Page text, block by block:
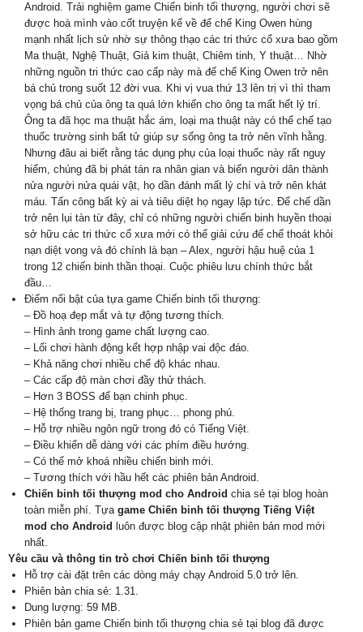
Android. Trải nghiệm game Chiến binh tối thượng, người chơi sẽ
được hoà mình vào cốt truyện kể về đế chế King Owen hùng
mạnh nhất lịch sử nhờ sự thông thạo các tri thức cổ xưa bao gồm
Ma thuật, Nghệ Thuật, Giả kim thuật, Chiêm tinh, Y thuật… Nhờ
những nguồn tri thức cao cấp này mà đế chế King Owen trở nên
bá chủ trong suốt 12 đời vua. Khi vị vua thứ 13 lên trị vì thì tham
vọng bá chủ của ông ta quá lớn khiến cho ông ta mất hết lý trí.
Ông ta đã học ma thuật hắc ám, loại ma thuật này có thể chế tạo
thuốc trường sinh bất tử giúp sự sống ông ta trở nên vĩnh hằng.
Nhưng đâu ai biết rằng tác dụng phụ của loại thuốc này rất nguy
hiểm, chúng đã bị phát tán ra nhân gian và biến người dân thành
nửa người nửa quái vật, họ dần đánh mất lý chí và trở nên khát
máu. Tấn công bất kỳ ai và tiêu diệt họ ngay lập tức. Đế chế dần
trở nên lụi tàn từ đây, chỉ có những người chiến binh huyền thoại
sở hữu các tri thức cổ xưa mới có thể giải cứu đế chế thoát khỏi
nạn diệt vong và đó chính là bạn – Alex, người hậu huệ của 1
trong 12 chiến binh thần thoại. Cuộc phiêu lưu chính thức bắt
đầu…
Điểm nổi bật của tựa game Chiến binh tối thượng:
– Đồ hoạ đẹp mắt và tự động tương thích.
– Hình ảnh trong game chất lượng cao.
– Lối chơi hành động kết hợp nhập vai độc đáo.
– Khả năng chơi nhiều chế độ khác nhau.
– Các cấp độ màn chơi đầy thử thách.
– Hơn 3 BOSS để bạn chinh phục.
– Hệ thống trang bị, trang phục… phong phú.
– Hỗ trợ nhiều ngôn ngữ trong đó có Tiếng Việt.
– Điều khiển dễ dàng với các phím điều hướng.
– Có thể mở khoá nhiều chiến binh mới.
– Tương thích với hầu hết các phiên bản Android.
Chiến binh tối thượng mod cho Android chia sẻ tại blog hoàn
toàn miễn phí. Tựa game Chiến binh tối thượng Tiếng Việt
mod cho Android luôn được blog cập nhật phiên bản mod mới
nhất.
Yêu cầu và thông tin trò chơi Chiến binh tối thượng
Hỗ trợ cài đặt trên các dòng máy chạy Android 5.0 trở lên.
Phiên bản chia sẻ: 1.31.
Dung lượng: 59 MB.
Phiên bản game Chiến binh tối thượng chia sẻ tại blog đã được